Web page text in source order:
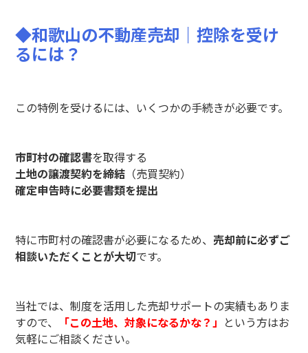
◆和歌山の不動産売却 ｜控除を受け
るには？
この特例を受けるには、いくつかの手続きが必要です。
市町村の確認書を取得する
土地の譲渡契約を締結 （売買契約）
確定申告時に必要書類を提出
特に市町村の確認書が必要になるため、売却前に必ずご
相談いただくことが大切です。
当社では、制度を活用した売却サポートの実績もありま
すので、
「この土地、対象になるかな？」 という方はお
気軽にご相談ください。